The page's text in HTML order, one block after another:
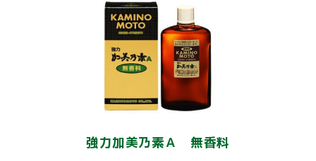
強力加美乃素Ａ 無香料